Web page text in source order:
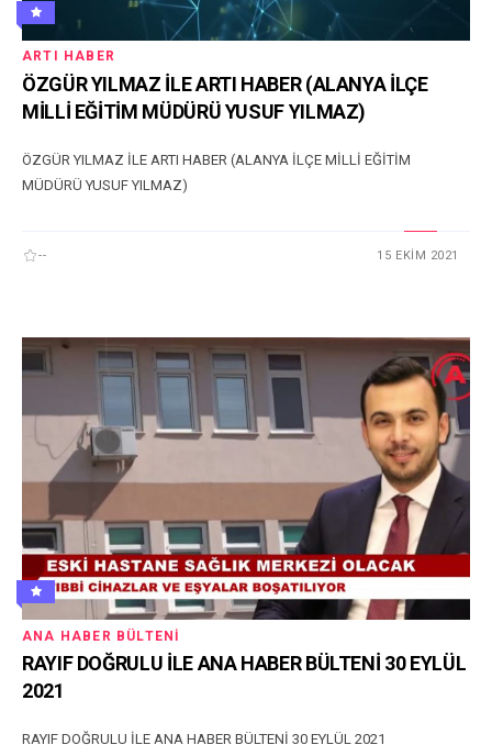
ARTI HABER
ÖZGÜR YILMAZ İLE ARTI HABER (ALANYA İLÇE
MİLLİ EĞİTİM MÜDÜRÜ YUSUF YILMAZ)
ÖZGÜR YILMAZ İLE ARTI HABER (ALANYA İLÇE MİLLİ EĞİTİM
MÜDÜRÜ YUSUF YILMAZ)
-- 15 EKIM 2021
ANA HABER BÜLTENI
RAYIF DOĞRULU İLE ANA HABER BÜLTENİ 30 EYLÜL
2021
RAYIF DOĞRULU İLE ANA HABER BÜLTENİ 30 EYLÜL 2021